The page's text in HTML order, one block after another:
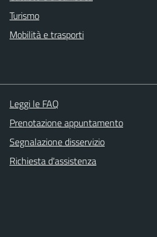
Turismo
Mobilità e trasporti
Leggi le FAQ
Prenotazione appuntamento
Segnalazione disservizio
Richiesta d'assistenza